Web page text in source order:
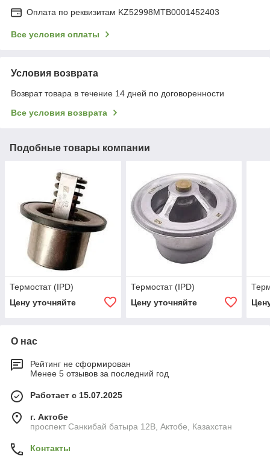
Оплата по реквизитам KZ52998MTB0001452403
Все условия оплаты
Условия возврата
Возврат товара в течение 14 дней по договоренности
Все условия возврата
Подобные товары компании
Термостат (IPD)
Цену уточняйте
Термостат (IPD)
Цену уточняйте
О нас
Рейтинг не сформирован
Менее 5 отзывов за последний год
Работает с 15.07.2025
г. Актобе
проспект Санкибай батыра 12В, Актобе, Казахстан
Контакты